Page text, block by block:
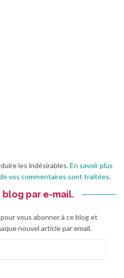
les indésirables.En savoir plus
vos commentaires sont traitées.
blog par e-mail.
vous abonner à ce blog et
nouvel article par email.